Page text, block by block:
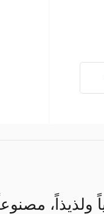
ولذيذاً،